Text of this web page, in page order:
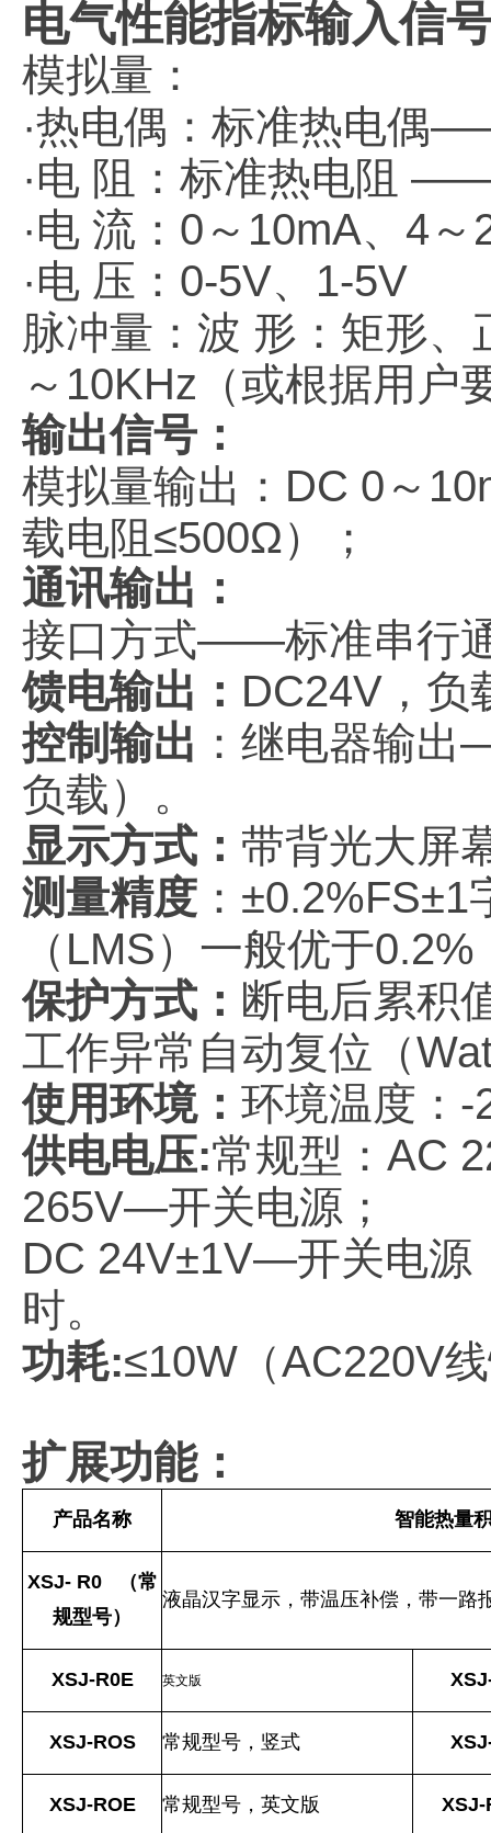
电气性能指标输入信
模拟量 ：
·热电偶：标准热电偶
·电 阻：标准热电阻
·电 流： 0～10mA、4
·电 压： 0-5V、1-5V
脉冲量：波 形：矩形、
～10KHz（或根据用户
输出信号 ：
模拟量输出： DC 0～
载电阻≤500Ω）
；
通讯输出 ：
接口方式——标准串行
馈电输出 ： DC24V，负
控制输出 ： 继电器输出
负载） 。
显示方式 ： 带背光大屏
测量精度 ： ±0.2%FS±1
（LMS）一般优于0.2%
保护方式 ： 断电后累积
工作异常自动复位（
使用环境： 环境温度： -
供电电压:常规型 ： AC
265V—开关电源 ；
DC 24V±1V—开关电源
时。
功耗:≤10W（AC220V
扩展功能：
产品名称 智能热量
XSJ- R0
（常
规型号）
液晶汉字显示，带温压补偿，带一路
XSJ-R0E 英文版
XSJ-ROS 常规型号，竖式
XSJ-ROE 常规型号，英文版 XSJ-